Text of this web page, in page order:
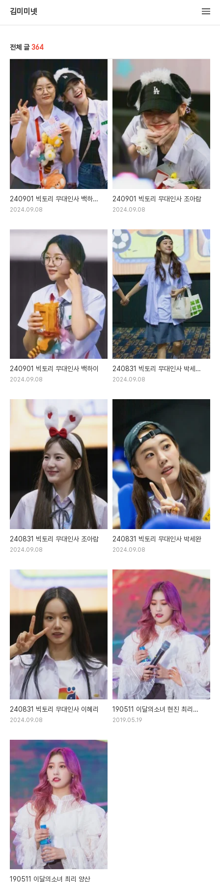
김미미넷
전체 글 364
240901 빅토리 무대인사 백하이
조아람
2024.09.08
240901 빅토리 무대인사 조아람
2024.09.08
240901 빅토리 무대인사 백하이
2024.09.08
240831 빅토리 무대인사 박세완
이혜리
2024.09.08
240831 빅토리 무대인사 조아람
2024.09.08
240831 빅토리 무대인사 박세완
2024.09.08
240831 빅토리 무대인사 이혜리
2024.09.08
190511 이달의소녀 현진 최리
올리비아혜 양산
2019.05.19
190511 이달의소녀 최리 양산